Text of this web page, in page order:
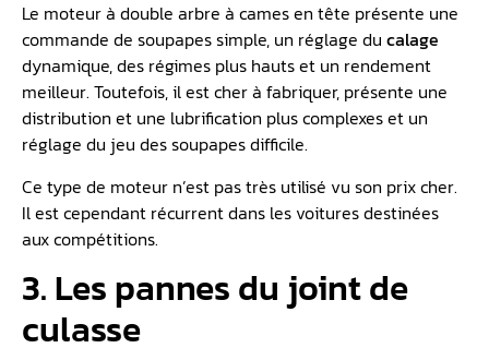
Le moteur à double arbre à cames en tête présente une
commande de soupapes simple, un réglage du calage
dynamique, des régimes plus hauts et un rendement
meilleur. Toutefois, il est cher à fabriquer, présente une
distribution et une lubrification plus complexes et un
réglage du jeu des soupapes difficile.
Ce type de moteur n’est pas très utilisé vu son prix cher.
Il est cependant récurrent dans les voitures destinées
aux compétitions.
3. Les pannes du joint de
culasse